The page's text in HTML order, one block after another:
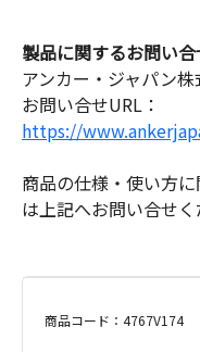
製品に関するお問い合
アンカー・ジャパン株
お問い合せURL：
https://
商品の仕様・使い方
は上記へお問い合せく
商品コード：4767V174